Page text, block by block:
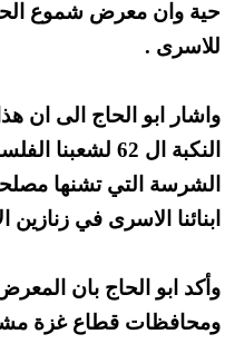
حية وان معرض شموع
للاسرى .
واشار ابو الحاج الى ان
النكبة ال 62
الشرسة التي تشنها
ابنائنا الاسرى في زنازين
وأكد ابو الحاج بان
ومحافظات قطاع غزة